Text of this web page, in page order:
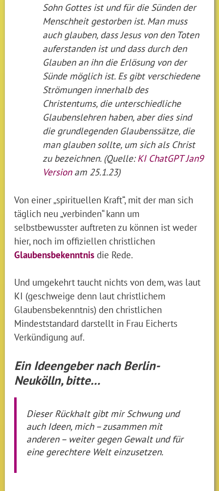
Sohn Gottes ist und für die Sünden der
Menschheit gestorben ist. Man muss
auch glauben, dass Jesus von den Toten
auferstanden ist und dass durch den
Glauben an ihn die Erlösung von der
Sünde möglich ist. Es gibt verschiedene
Strömungen innerhalb des
Christentums, die unterschiedliche
Glaubenslehren haben, aber dies sind
die grundlegenden Glaubenssätze, die
man glauben sollte, um sich als Christ
zu bezeichnen. (Quelle: KI ChatGPT Jan9
Versionam 25.1.23)
Von einer „spirituellen Kraft“, mit der man sich
täglich neu „verbinden“ kann um
selbstbewusster auftreten zu können ist weder
hier, noch im offiziellen christlichen
Glaubensbekenntnis die Rede.
Und umgekehrt taucht nichts von dem, was laut
KI (geschweige denn laut christlichem
Glaubensbekenntnis) den christlichen
Mindeststandard darstellt in Frau Eicherts
Verkündigung auf.
Ein Ideengeber nach Berlin-
Neukölln, bitte…
Dieser Rückhalt gibt mir Schwung und
auch Ideen, mich – zusammen mit
anderen – weiter gegen Gewalt und für
eine gerechtere Welt einzusetzen.